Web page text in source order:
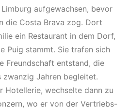
aufgewachsen, bevor
die Costa Brava zog. Dort
ein Restaurant in dem Dorf,
Puig stammt. Sie trafen sich
Freundschaft entstand, die
zwanzig Jahren begleitet.
Hotellerie, wechselte dann zu
wo er von der Vertriebs-